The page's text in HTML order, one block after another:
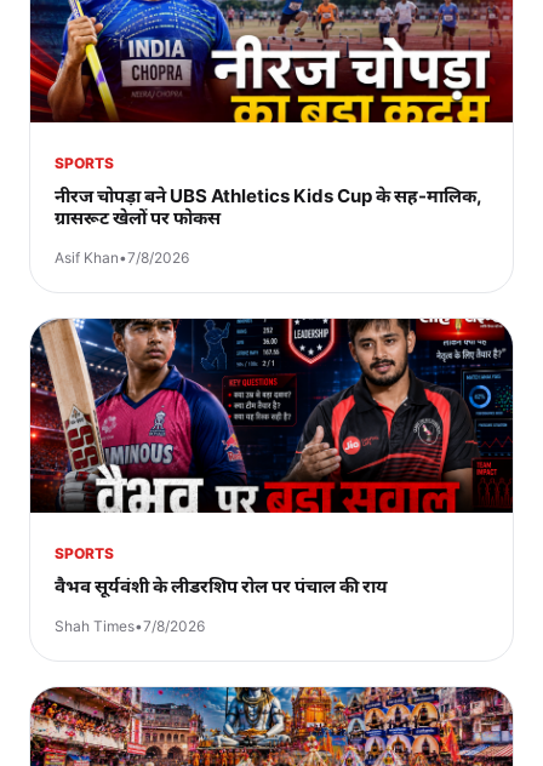
SPORTS
नीरज चोपड़ा बने UBS Athletics Kids Cup के सह-मालिक,
ग्रासरूट खेलों पर फोकस
Asif Khan•7/8/2026
SPORTS
वैभव सूर्यवंशी के लीडरशिप रोल पर पंचाल की राय
Shah Times•7/8/2026